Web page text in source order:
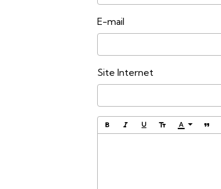
E-mail
Site Internet